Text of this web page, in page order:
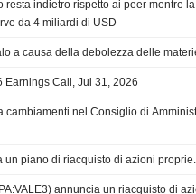
resta indietro rispetto ai peer mentre
da 4 miliardi di USD
a causa della debolezza delle
Earnings Call, Jul 31, 2026
cambiamenti nel Consiglio di
un piano di riacquisto di azioni proprie.
annuncia un riacquisto di